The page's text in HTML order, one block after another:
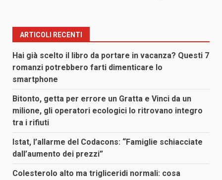
ARTICOLI RECENTI
Hai già scelto il libro da portare in vacanza? Questi 7
romanzi potrebbero farti dimenticare lo
smartphone
Bitonto, getta per errore un Gratta e Vinci da un
milione, gli operatori ecologici lo ritrovano integro
tra i rifiuti
Istat, l’allarme del Codacons: “Famiglie schiacciate
dall’aumento dei prezzi”
Colesterolo alto ma trigliceridi normali: cosa